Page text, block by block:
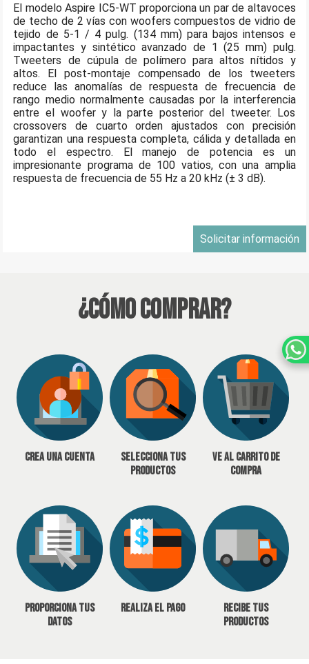
El modelo Aspire IC5-WT proporciona un par de altavoces
de techo de 2 vías con woofers compuestos de vidrio de
tejido de 5-1 / 4 pulg. (134 mm) para bajos intensos e
impactantes y sintético avanzado de 1 (25 mm) pulg.
Tweeters de cúpula de polímero para altos nítidos y
altos. El post-montaje compensado de los tweeters
reduce las anomalías de respuesta de frecuencia de
rango medio normalmente causadas por la interferencia
entre el woofer y la parte posterior del tweeter. Los
crossovers de cuarto orden ajustados con precisión
garantizan una respuesta completa, cálida y detallada en
todo el espectro. El manejo de potencia es un
impresionante programa de 100 vatios, con una amplia
respuesta de frecuencia de 55 Hz a 20 kHz (± 3 dB).
Solicitar información
¿Cómo Comprar?
Crea una cuenta
Selecciona tus
productos
Ve al carrito de
compra
Proporciona tus
datos
Realiza el pago
Recibe tus
productos